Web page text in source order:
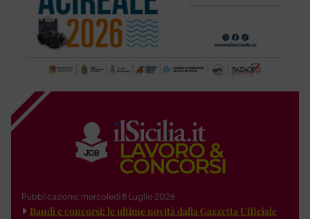
Pubblicazione: mercoledì 8 Luglio 2026
Bandi e concorsi: le ultime novità dalla Gazzetta Ufficiale